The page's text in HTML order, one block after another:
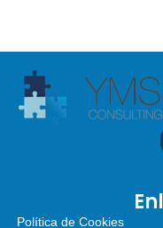
Política de Cookies